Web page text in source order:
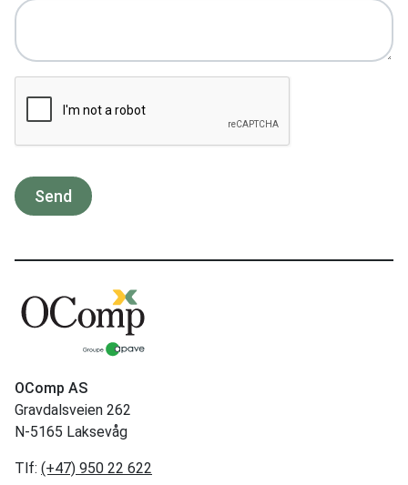
Send
OComp AS
Gravdalsveien 262
N-5165 Laksevåg
Tlf: (+47) 950 22 622